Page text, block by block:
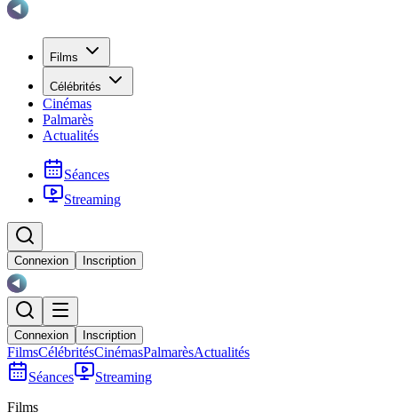
Films
Célébrités
Cinémas
Palmarès
Actualités
Séances
Streaming
Connexion Inscription
Connexion Inscription
FilmsCélébritésCinémasPalmarèsActualités
Séances
Streaming
Films